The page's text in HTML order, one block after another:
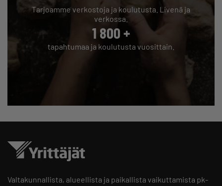
Tarjoamme verkostoja ja koulutusta. Livenä ja
verkossa.
1 800+
tapahtumaa ja koulutusta vuosittain.
Valtakunnallista, alueellista ja paikallista vaikuttamista pk-